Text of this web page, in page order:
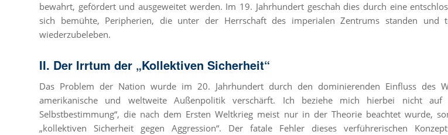
bewahrt, gefördert und ausgeweitet werden. Im 19. Jahrhundert geschah dies durch eine
sich bemühte, Peripherien, die unter der Herrschaft des imperialen Zentrums standen und
wiederzubeleben.
II. Der Irrtum der „Kollektiven Sicherheit“
Das Problem der Nation wurde im 20. Jahrhundert durch den dominierenden Einfluss des
amerikanische und weltweite Außenpolitik verschärft. Ich beziehe mich hierbei nicht
Selbstbestimmung“, die nach dem Ersten Weltkrieg meist nur in der Theorie beachtet wurde,
„kollektiven Sicherheit gegen Aggression“. Der fatale Fehler dieses verführerischen